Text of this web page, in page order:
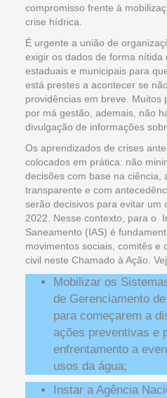
compromisso frente à
crise hídrica.
É urgente a união de
exigir os dados de forma nítida
estaduais e municipais para
está prestes a acontecer se
providências em breve. Muitos
por má gestão, ademais, não
divulgação de informações
Os aprendizados de crises
colocados em prática: não
decisões com base na ciência,
transparente e com
serão decisivos para evitar um
2022. Nesse contexto, para o
Saneamento (IAS) é
movimentos sociais, comitês e
civil neste Chamado à Ação.
Mobilizar os
de Gerenciamento
para começarem a
ações preventivas e
enfrentamento a
usos da água;
Instar a Agência